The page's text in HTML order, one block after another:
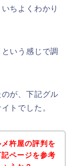
ちよくわかり
いう感じで調
が、下記グル
トでした。
杵屋の評判を
ページを参考